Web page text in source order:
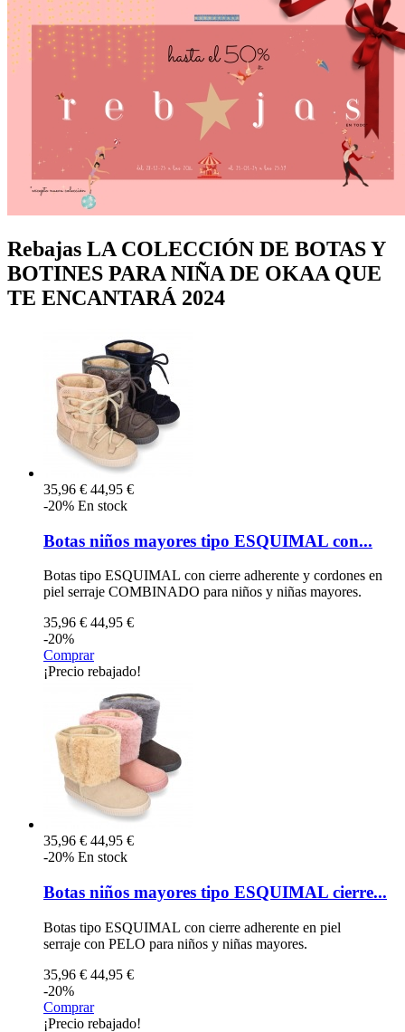
Rebajas LA COLECCIÓN DE BOTAS Y
BOTINES PARA NIÑA DE OKAA QUE
TE ENCANTARÁ 2024
35,96 € 44,95 €
-20% En stock
Botas niños mayores tipo ESQUIMAL con...
Botas tipo ESQUIMAL con cierre adherente y cordones en
piel serraje COMBINADO para niños y niñas mayores.
35,96 € 44,95 €
-20%
Comprar
¡Precio rebajado!
35,96 € 44,95 €
-20% En stock
Botas niños mayores tipo ESQUIMAL cierre...
Botas tipo ESQUIMAL con cierre adherente en piel
serraje con PELO para niños y niñas mayores.
35,96 € 44,95 €
-20%
Comprar
¡Precio rebajado!